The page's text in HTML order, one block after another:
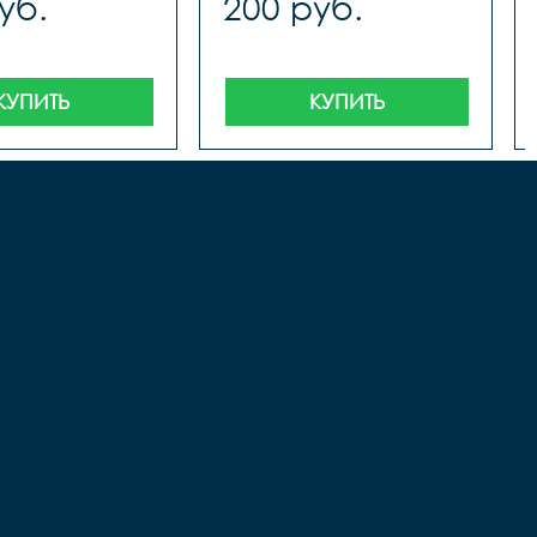
КУПИТЬ